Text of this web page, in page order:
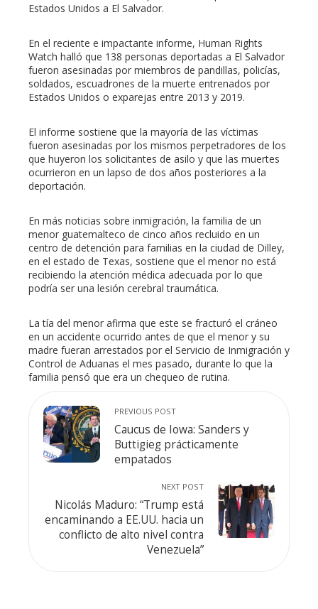
Estados Unidos a El Salvador.
En el reciente e impactante informe, Human Rights
Watch halló que 138 personas deportadas a El Salvador
fueron asesinadas por miembros de pandillas, policías,
soldados, escuadrones de la muerte entrenados por
Estados Unidos o exparejas entre 2013 y 2019.
El informe sostiene que la mayoría de las víctimas
fueron asesinadas por los mismos perpetradores de los
que huyeron los solicitantes de asilo y que las muertes
ocurrieron en un lapso de dos años posteriores a la
deportación.
En más noticias sobre inmigración, la familia de un
menor guatemalteco de cinco años recluido en un
centro de detención para familias en la ciudad de Dilley,
en el estado de Texas, sostiene que el menor no está
recibiendo la atención médica adecuada por lo que
podría ser una lesión cerebral traumática.
La tía del menor afirma que este se fracturó el cráneo
en un accidente ocurrido antes de que el menor y su
madre fueran arrestados por el Servicio de Inmigración y
Control de Aduanas el mes pasado, durante lo que la
familia pensó que era un chequeo de rutina.
PREVIOUS POST
Caucus de Iowa: Sanders y
Buttigieg prácticamente
empatados
NEXT POST
Nicolás Maduro: “Trump está
encaminando a EE.UU. hacia un
conflicto de alto nivel contra
Venezuela”